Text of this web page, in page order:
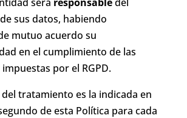
sus datos, habiendo
mutuo acuerdo su
en el cumplimiento de las
por el RGPD.
del tratamiento es la indicada en
de esta Política para cada